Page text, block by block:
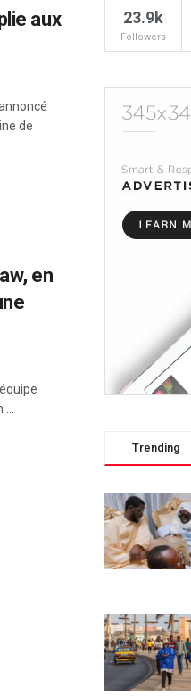
aux
de
en
...
23.9k
Followers
Trending